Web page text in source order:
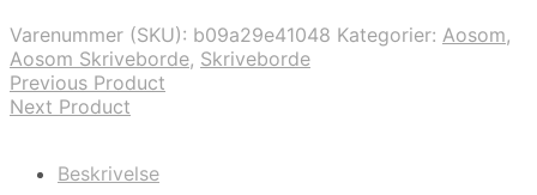
Varenummer (SKU): b09a29e41048 Kategorier: Aosom,
Aosom Skriveborde, Skriveborde
Previous Product
Next Product
Beskrivelse